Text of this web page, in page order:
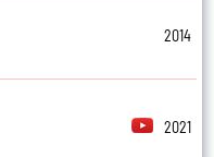
2014
2021